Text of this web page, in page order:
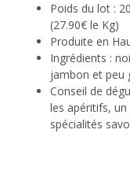
Poids du lot :
(27.90€ le Kg)
Produite en
Ingrédients :
jambon et peu
Conseil de
les apéritifs,
spécialités